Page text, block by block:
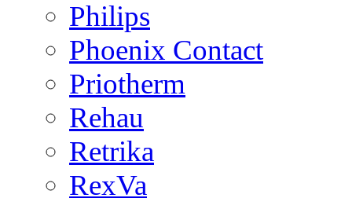
Philips
Phoenix Contact
Priotherm
Rehau
Retrika
RexVa